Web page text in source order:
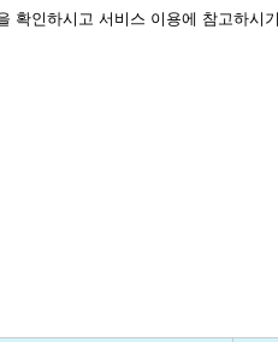
확인하시고 서비스 이용에 참고하시